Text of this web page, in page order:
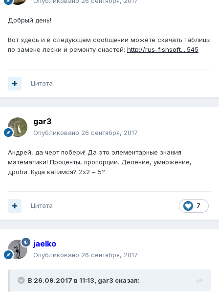
Добрый день!
Вот здесь и в следующем сообщении можете скачать таблицы
по замене лески и ремонту снастей: http://rus-fishsoft....545
Цитата
gar3
Опубликовано 26 сентября, 2017
Андрей, да черт побери! Да это элементарные знания
математики! Проценты, пропорции. Деление, умножение,
дроби. Куда катимся? 2х2 = 5?
7
Цитата
jaelko
Опубликовано 26 сентября, 2017
В 26.09.2017 в 11:13, gar3 сказал: